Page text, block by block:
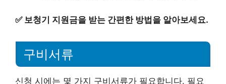
✅ 보청기 지원금을 받는 간편한 방법을 알아보세요.
구비서류
신청 시에는 몇 가지 구비서류가 필요합니다. 필요